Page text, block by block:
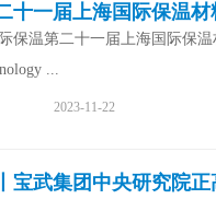
十一届上海国际保温
保温第二十一届上海国际保温
...
2023-11-22
宝武集团中央研究院